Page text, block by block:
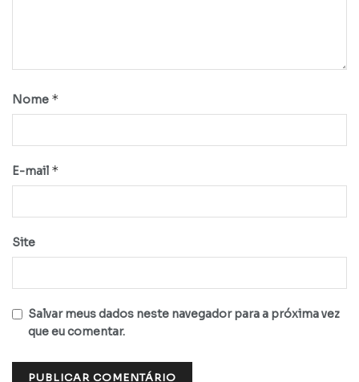
Nome *
E-mail *
Site
Salvar meus dados neste navegador para a próxima vez
que eu comentar.